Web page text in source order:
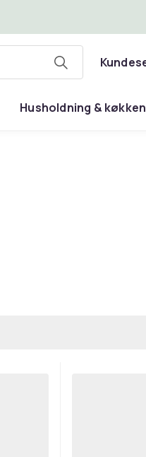
Husholdning & køkken